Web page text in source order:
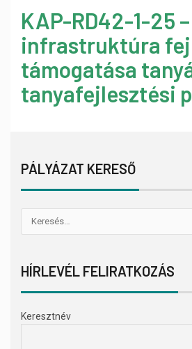
KAP-RD42-1-25
infrastruktúra
támogatása
tanyafejlesztési
PÁLYÁZAT KERESŐ
HÍRLEVÉL FELIRATKOZÁS
Keresztnév